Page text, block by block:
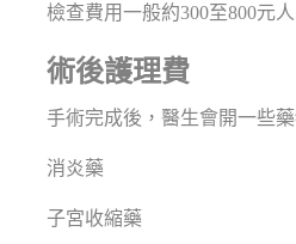
檢查費用一般約300至800元人
術後護理費
手術完成後，醫生會開一些
消炎藥
子宮收縮藥